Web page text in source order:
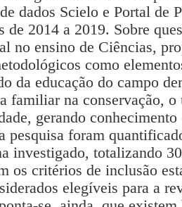
dados Scielo e Portal de
de 2014 a 2019. Sobre
no ensino de Ciências,
como
da educação do campo
familiar na conservação, o
gerando
pesquisa foram
investigado, totalizando
os critérios de inclusão
elegíveis para a